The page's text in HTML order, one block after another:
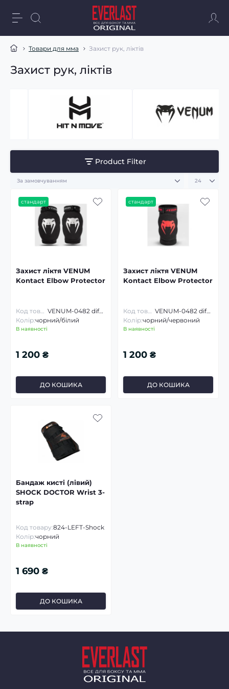
Товари для мма Захист рук, ліктів
Захист рук, ліктів
Product Filter
стандарт
Захист ліктя VENUM
Kontact Elbow Protector
VENUM-0482 diferent
Колір:чорний/білий
В наявності
1 200 ₴
ДО КОШИКА
стандарт
Захист ліктя VENUM
Kontact Elbow Protector
VENUM-0482 diferent
Колір:чорний/червоний
В наявності
1 200 ₴
ДО КОШИКА
Бандаж кисті (лівий)
SHOCK DOCTOR Wrist 3-
strap
Код товару:824-LEFT-Shock
Колір:чорний
В наявності
1 690 ₴
ДО КОШИКА